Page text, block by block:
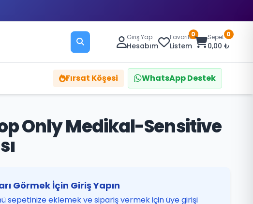
Giriş Yap
Hesabım
Favoriler
Listem
0 Sepet
0,00 ₺
0
Fırsat Köşesi WhatsApp Destek
Only Medikal-Sensitive
Görmek İçin Giriş Yapın
sepetinize eklemek ve sipariş vermek için üye girişi